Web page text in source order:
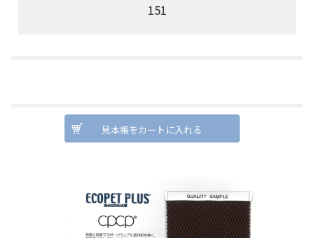
151
見本帳をカートに入れる